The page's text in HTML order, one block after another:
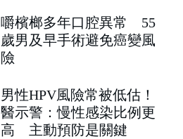
嚼檳榔多年口腔異常 55
歲男及早手術避免癌變風
險
男性HPV風險常被低估！
醫示警：慢性感染比例更
高 主動預防是關鍵